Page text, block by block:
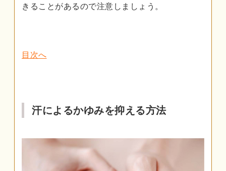
きることがあるので注意しましょう。
目次へ
汗によるかゆみを抑える方法